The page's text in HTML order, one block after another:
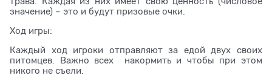
значение) – это и будут призовые очки.
Ход игры:
Каждый ход игроки отправляют за едой двух своих
питомцев. Важно всех накормить и чтобы при этом
никого не съели.